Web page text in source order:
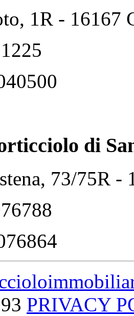
1R - 16167
di
73/75R -
PRIVACY